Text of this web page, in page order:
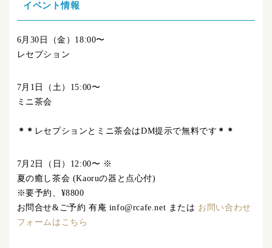
イベント情報
6月30日（金）18:00〜
レセプション
7月1日（土）15:00〜
ミニ茶会
＊＊ レセプションとミニ茶会はDM提示で無料です ＊＊
7月2日（日）12:00〜 ※
夏の癒し茶会 (Kaoruの器と点心付)
※要予約、¥8800
お問合せ&ご予約 有庵 info@rcafe.net または お問い合わせ
フォームはこちら